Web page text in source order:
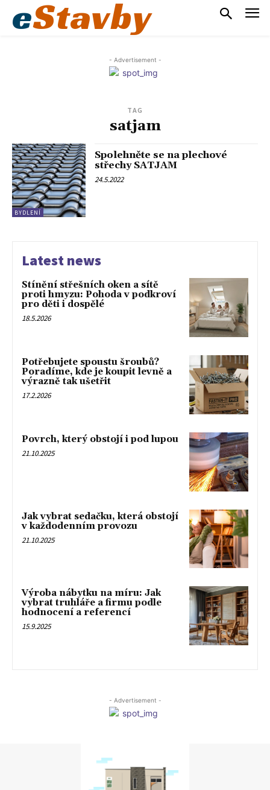
eStavby
- Advertisement -
TAG
satjam
BYDLENÍ
Spolehněte se na plechové
střechy SATJAM
24.5.2022
Latest news
Stínění střešních oken a sítě
proti hmyzu: Pohoda v podkroví
pro děti i dospělé
18.5.2026
Potřebujete spoustu šroubů?
Poradíme, kde je koupit levně a
výrazně tak ušetřit
17.2.2026
Povrch, který obstojí i pod lupou
21.10.2025
Jak vybrat sedačku, která obstojí
v každodenním provozu
21.10.2025
Výroba nábytku na míru: Jak
vybrat truhláře a firmu podle
hodnocení a referencí
15.9.2025
- Advertisement -